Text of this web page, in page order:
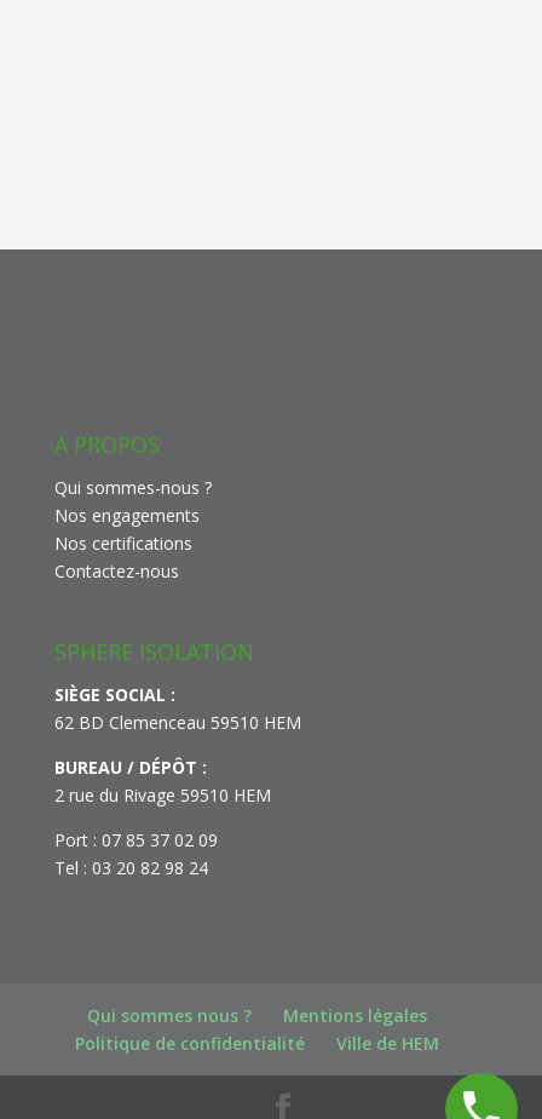
A PROPOS
Qui sommes-nous ?
Nos engagements
Nos certifications
Contactez-nous
SPHERE ISOLATION
SIÈGE SOCIAL :
62 BD Clemenceau 59510 HEM
BUREAU / DÉPÔT :
2 rue du Rivage 59510 HEM
Port : 07 85 37 02 09
Tel : 03 20 82 98 24
Qui sommes nous ?
Mentions légales
Politique de confidentialité
Ville de HEM